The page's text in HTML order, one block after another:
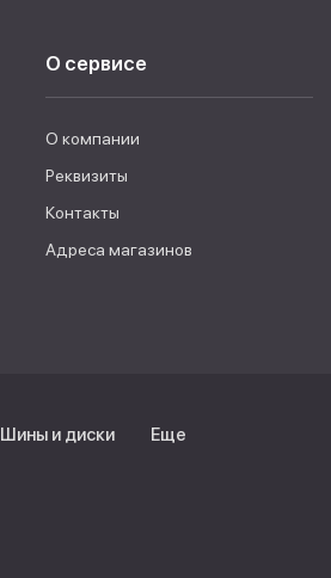
О сервисе
О компании
Реквизиты
Контакты
Адреса магазинов
Шины и диски Еще